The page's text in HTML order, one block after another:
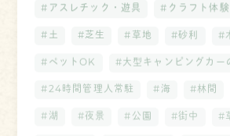
#アスレチック・遊具 #クラフト体験
#土 #芝生 #草地 #砂利 #
#ペットOK #大型キャンピングカー
#24時間管理人常駐 #海 #林間
#湖 #夜景 #公園 #街中 #